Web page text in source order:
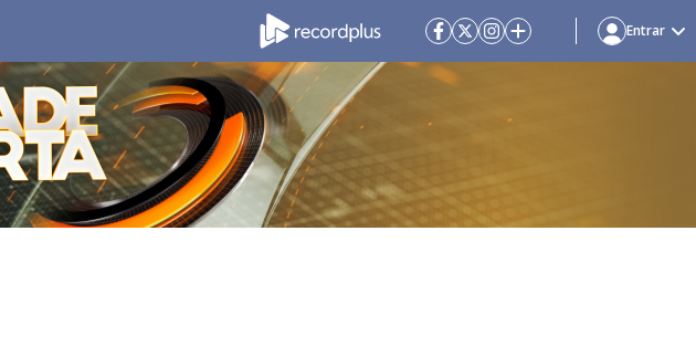
Entrar